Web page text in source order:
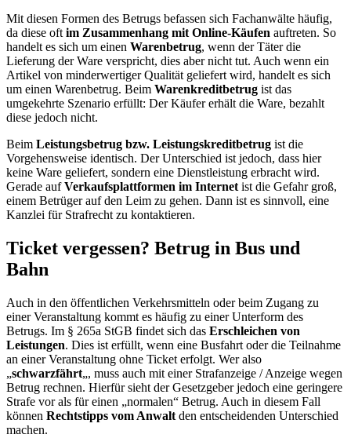
Mit diesen Formen des Betrugs befassen sich Fachanwälte häufig,
da diese oft im Zusammenhang mit Online-Käufen auftreten. So
handelt es sich um einen Warenbetrug, wenn der Täter die
Lieferung der Ware verspricht, dies aber nicht tut. Auch wenn ein
Artikel von minderwertiger Qualität geliefert wird, handelt es sich
um einen Warenbetrug. Beim Warenkreditbetrug ist das
umgekehrte Szenario erfüllt: Der Käufer erhält die Ware, bezahlt
diese jedoch nicht.
Beim Leistungsbetrug bzw. Leistungskreditbetrug ist die
Vorgehensweise identisch. Der Unterschied ist jedoch, dass hier
keine Ware geliefert, sondern eine Dienstleistung erbracht wird.
Gerade aufVerkaufsplattformen im Internet ist die Gefahr groß,
einem Betrüger auf den Leim zu gehen. Dann ist es sinnvoll, eine
Kanzlei für Strafrecht zu kontaktieren.
Ticket vergessen? Betrug in Bus und
Bahn
Auch in den öffentlichen Verkehrsmitteln oder beim Zugang zu
einer Veranstaltung kommt es häufig zu einer Unterform des
Betrugs. Im § 265a StGB findet sich das Erschleichen von
Leistungen. Dies ist erfüllt, wenn eine Busfahrt oder die Teilnahme
an einer Veranstaltung ohne Ticket erfolgt. Wer also
„schwarzfährt„, muss auch mit einer Strafanzeige / Anzeige wegen
Betrug rechnen. Hierfür sieht der Gesetzgeber jedoch eine geringere
Strafe vor als für einen „normalen“ Betrug. Auch in diesem Fall
können Rechtstipps vom Anwalt den entscheidenden Unterschied
machen.